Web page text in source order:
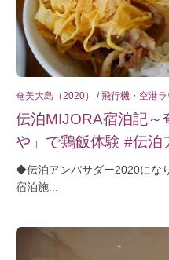
奄美大島（2020） /飛行機・空港ラ
伝泊MIJORA宿泊記～
や」で鶏飯体験 #伝泊
◆伝泊アンバサダー2020にな
宿泊施...